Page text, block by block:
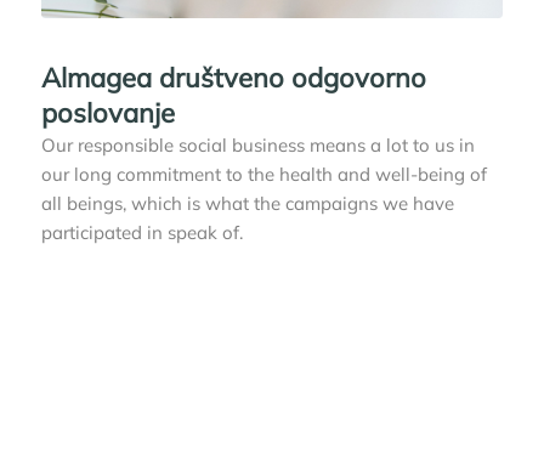
Almagea društveno odgovorno
poslovanje
Our responsible social business means a lot to us in
our long commitment to the health and well-being of
all beings, which is what the campaigns we have
participated in speak of.